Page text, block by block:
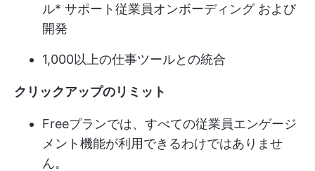
ル* サポート従業員オンボーディングおよび
開発
1,000以上の仕事ツールとの統合
クリックアップのリミット
Freeプランでは、すべての従業員エンゲージ
メント機能が利用できるわけではありませ
ん。